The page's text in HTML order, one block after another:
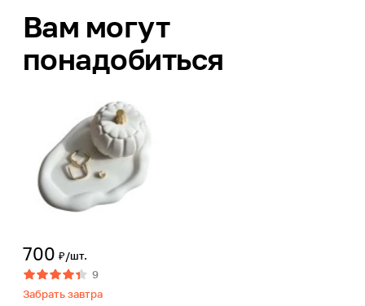
Вам могут
понадобиться
700 ₽/шт.
9
Забрать завтра